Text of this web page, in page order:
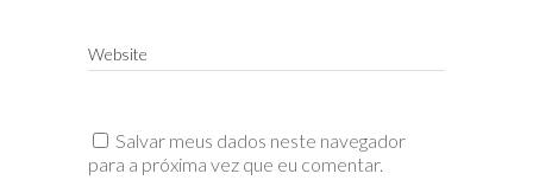
Website
Salvar meus dados neste navegador
para a próxima vez que eu comentar.